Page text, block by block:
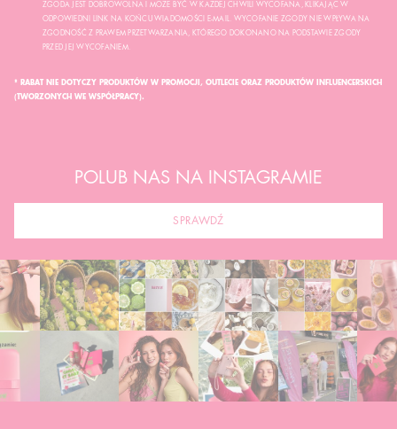
ZGODA JEST DOBROWOLNA I MOŻE BYĆ W KAŻDEJ CHWILI WYCOFANA, KLIKAJĄC W
ODPOWIEDNI LINK NA KOŃCU WIADOMOŚCI E-MAIL. WYCOFANIE ZGODY NIE WPŁYWA NA
ZGODNOŚĆ Z PRAWEM PRZETWARZANIA, KTÓREGO DOKONANO NA PODSTAWIE ZGODY
PRZED JEJ WYCOFANIEM.
* RABAT NIE DOTYCZY PRODUKTÓW W PROMOCJI, OUTLECIE ORAZ PRODUKTÓW INFLUENCERSKICH
(TWORZONYCH WE WSPÓŁPRACY).
POLUB NAS NA INSTAGRAMIE
SPRAWDŹ